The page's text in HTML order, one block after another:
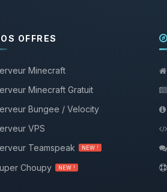
OFFRES
Minecraft
Minecraft Gratuit
Bungee / Velocity
VPS
Teamspeak
NEW !
Choupy NEW !